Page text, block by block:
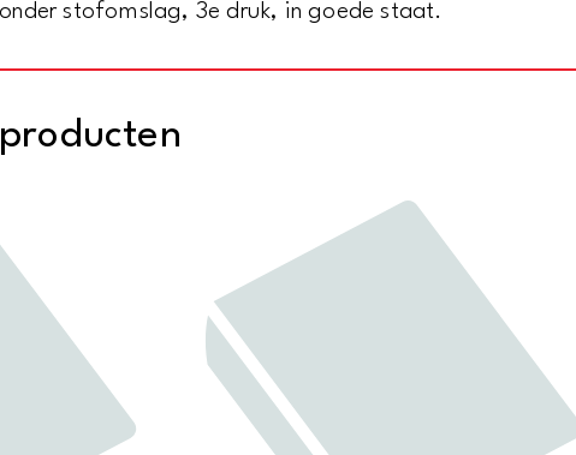
stofomslag, 3e druk, in goede staat.